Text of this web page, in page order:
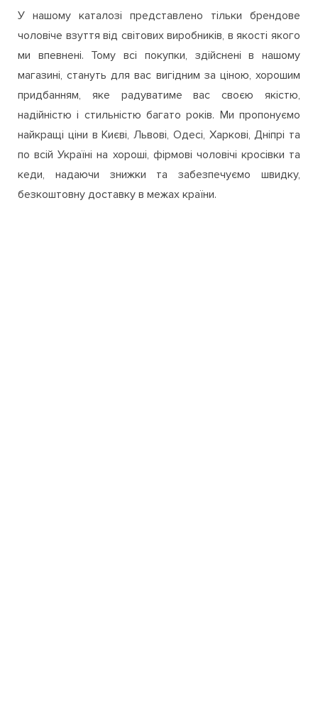
доставкою за гарною ціною
У нашому каталозі представлено тільки брендове
чоловіче взуття від світових виробників, в якості якого
ми впевнені. Тому всі покупки, здійснені в нашому
магазині, стануть для вас вигідним за ціною, хорошим
придбанням, яке радуватиме вас своєю якістю,
надійністю і стильністю багато років. Ми пропонуємо
найкращі ціни в Києві, Львові, Одесі, Харкові, Дніпрі та
по всій Україні на хороші, фірмові чоловічі кросівки та